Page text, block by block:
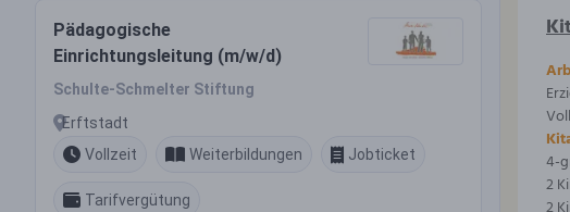
Pädagogische
Einrichtungsleitung (m/w/d)
Schulte-Schmelter Stiftung
Erftstadt
Vollzeit
Weiterbildungen Jobticket
Tarifvergütung